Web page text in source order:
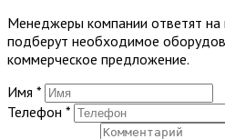
Менеджеры компании ответят на
подберут необходимое
коммерческое предложение.
Имя *
Телефон *